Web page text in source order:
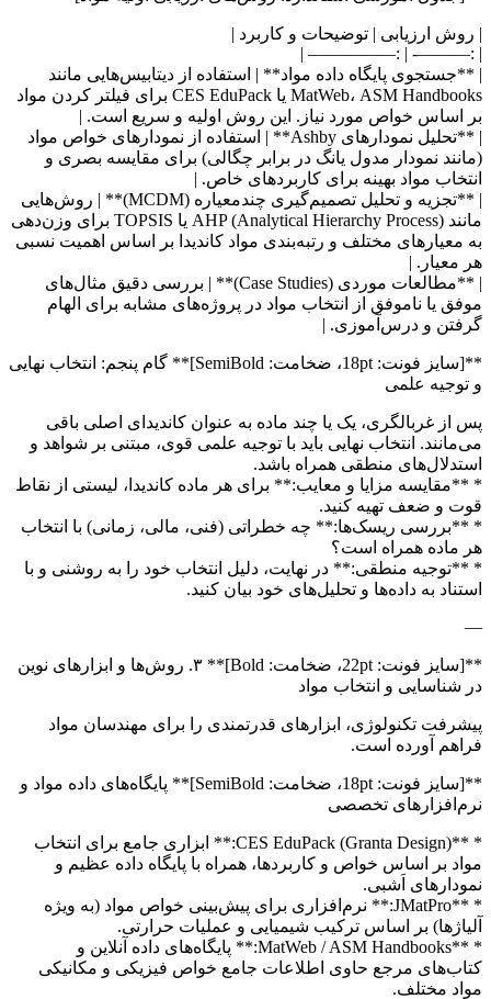
| روش ارزیابی | توضیحات و کاربرد |
| :———- | :————— |
| **جستجوی پایگاه داده مواد** | استفاده از دیتابیس‌هایی مانند
MatWeb، ASM Handbooks یا CES EduPack برای فیلتر کردن مواد
بر اساس خواص مورد نیاز. این روش اولیه و سریع است. |
| **تحلیل نمودارهای Ashby** | استفاده از نمودارهای خواص مواد
(مانند نمودار مدول یانگ در برابر چگالی) برای مقایسه بصری و
انتخاب مواد بهینه برای کاربردهای خاص. |
| **تجزیه و تحلیل تصمیم‌گیری چندمعیاره (MCDM)** | روش‌هایی
مانند AHP (Analytical Hierarchy Process) یا TOPSIS برای وزن‌دهی
به معیارهای مختلف و رتبه‌بندی مواد کاندیدا بر اساس اهمیت نسبی
هر معیار. |
| **مطالعات موردی (Case Studies)** | بررسی دقیق مثال‌های
موفق یا ناموفق از انتخاب مواد در پروژه‌های مشابه برای الهام
گرفتن و درس‌آموزی. |
**[سایز فونت: 18pt، ضخامت: SemiBold]** گام پنجم: انتخاب نهایی
و توجیه علمی
پس از غربالگری، یک یا چند ماده به عنوان کاندیدای اصلی باقی
می‌مانند. انتخاب نهایی باید با توجیه علمی قوی، مبتنی بر شواهد و
استدلال‌های منطقی همراه باشد.
* **مقایسه مزایا و معایب:** برای هر ماده کاندیدا، لیستی از نقاط
قوت و ضعف تهیه کنید.
* **بررسی ریسک‌ها:** چه خطراتی (فنی، مالی، زمانی) با انتخاب
هر ماده همراه است؟
* **توجیه منطقی:** در نهایت، دلیل انتخاب خود را به روشنی و با
استناد به داده‌ها و تحلیل‌های خود بیان کنید.
—
**[سایز فونت: 22pt، ضخامت: Bold]** ۳. روش‌ها و ابزارهای نوین
در شناسایی و انتخاب مواد
پیشرفت تکنولوژی، ابزارهای قدرتمندی را برای مهندسان مواد
فراهم آورده است.
**[سایز فونت: 18pt، ضخامت: SemiBold]** پایگاه‌های داده مواد و
نرم‌افزارهای تخصصی
* **CES EduPack (Granta Design):** ابزاری جامع برای انتخاب
مواد بر اساس خواص و کاربردها، همراه با پایگاه داده عظیم و
نمودارهای اَشبی.
* **JMatPro:** نرم‌افزاری برای پیش‌بینی خواص مواد (به ویژه
آلیاژها) بر اساس ترکیب شیمیایی و عملیات حرارتی.
* **MatWeb / ASM Handbooks:** پایگاه‌های داده آنلاین و
کتاب‌های مرجع حاوی اطلاعات جامع خواص فیزیکی و مکانیکی
مواد مختلف.